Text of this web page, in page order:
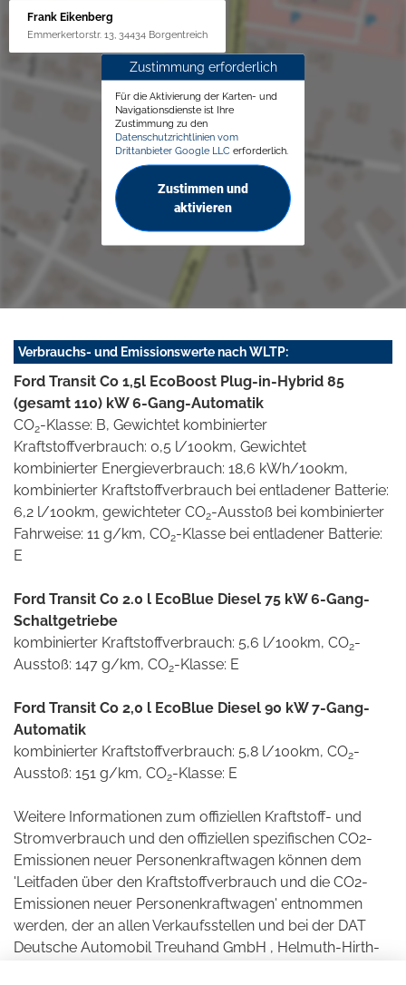
Frank Eikenberg
Emmerkertorstr. 13, 34434 Borgentreich
Zustimmung erforderlich
Für die Aktivierung der Karten- und
Navigationsdienste ist Ihre
Zustimmung zu den
Datenschutzrichtlinien vom
Drittanbieter Google LLC erforderlich.
Zustimmen und
aktivieren
Verbrauchs- und Emissionswerte nach WLTP:
Ford Transit Co 1,5l EcoBoost Plug-in-Hybrid 85
(gesamt 110) kW 6-Gang-Automatik
CO2-Klasse: B, Gewichtet kombinierter
Kraftstoffverbrauch: 0,5 l/100km, Gewichtet
kombinierter Energieverbrauch: 18,6 kWh/100km,
kombinierter Kraftstoffverbrauch bei entladener Batterie:
6,2 l/100km, gewichteter CO2-Ausstoß bei kombinierter
Fahrweise: 11 g/km, CO2-Klasse bei entladener Batterie:
E
Ford Transit Co 2.0 l EcoBlue Diesel 75 kW 6-Gang-
Schaltgetriebe
kombinierter Kraftstoffverbrauch: 5,6 l/100km, CO2-
Ausstoß: 147 g/km, CO2-Klasse: E
Ford Transit Co 2,0 l EcoBlue Diesel 90 kW 7-Gang-
Automatik
kombinierter Kraftstoffverbrauch: 5,8 l/100km, CO2-
Ausstoß: 151 g/km, CO2-Klasse: E
Weitere Informationen zum offiziellen Kraftstoff- und
Stromverbrauch und den offiziellen spezifischen CO2-
Emissionen neuer Personenkraftwagen können dem
'Leitfaden über den Kraftstoffverbrauch und die CO2-
Emissionen neuer Personenkraftwagen' entnommen
werden, der an allen Verkaufsstellen und bei der DAT
Deutsche Automobil Treuhand GmbH , Helmuth-Hirth-